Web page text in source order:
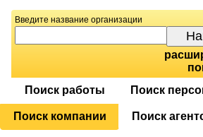
Введите название организации
Поиск работы
Поиск
Поиск компании Поиск